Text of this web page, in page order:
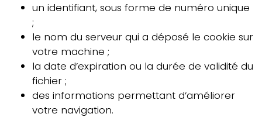
un identifiant, sous forme de numéro unique
;
le nom du serveur qui a déposé le cookie sur
votre machine ;
la date d’expiration ou la durée de validité du
fichier ;
des informations permettant d’améliorer
votre navigation.